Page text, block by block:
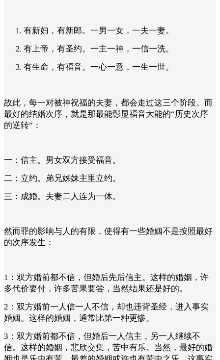
有新妇，有新郎。一男一女，一夫一妻。
有上帝，有圣约。一主一神，一信一洗。
有生命，有福音。一心一意，一生一世。
故此，每一对被神祝福的夫妻，都会走过这三个阶段。而
最好的结婚次序，就是那最能彰显福音大能的“历史次序
的逆转”：
一：信主。男女双方接受福音。
二：立约。弟兄姊妹主里立约。
三：成婚。夫妻二人连为一体。
然而罪的影响与人的有限，使得有一些婚姻不是按照最好
的次序发生：
1：双方婚前都不信，但婚后先后信主。这样的婚姻，许
多代价要付，许多苦果要尝，当然结果还是好的。
2：双方婚前一人信一人不信，却也违背圣经，进入事实
婚姻。这样的婚姻，通常比第一种更惨。
3：双方婚前都不信，但婚后一人信主，另一人继续不
信。这样的婚姻，悲欣交集，苦中有乐。当然，最好的婚